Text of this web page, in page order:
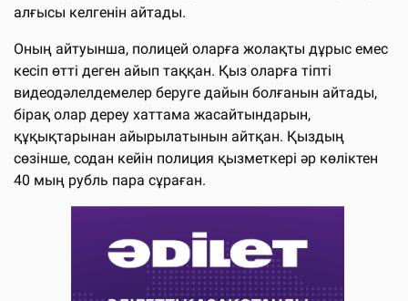
алғысы келгенін айтады.
Оның айтуынша, полицей оларға жолақты дұрыс емес
кесіп өтті деген айып таққан. Қыз оларға тіпті
видеодәлелдемелер беруге дайын болғанын айтады,
бірақ олар дереу хаттама жасайтындарын,
құқықтарынан айырылатынын айтқан. Қыздың
сөзінше, содан кейін полиция қызметкері әр көліктен
40 мың рубль пара сұраған.